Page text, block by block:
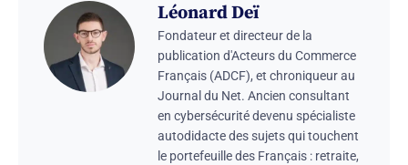
Léonard Deï
Fondateur et directeur de la
publication d'Acteurs du Commerce
Français (ADCF), et chroniqueur au
Journal du Net. Ancien consultant
en cybersécurité devenu spécialiste
autodidacte des sujets qui touchent
le portefeuille des Français : retraite,